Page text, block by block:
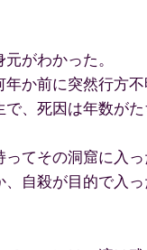
がわかった。
年か前に突然行方
で、死因は年数が
てその洞窟に入っ
、自殺が目的で入